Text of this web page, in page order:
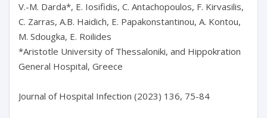
V.-M. Darda*, E. Iosifidis, C. Antachopoulos, F. Kirvasilis,
C. Zarras, A.B. Haidich, E. Papakonstantinou, A. Kontou,
M. Sdougka, E. Roilides
*Aristotle University of Thessaloniki, and Hippokration
General Hospital, Greece
Journal of Hospital Infection (2023) 136, 75-84